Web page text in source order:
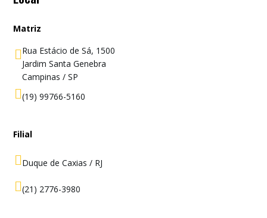
Matriz
Rua Estácio de Sá, 1500
Jardim Santa Genebra
Campinas / SP
(19) 99766-5160
Filial
Duque de Caxias / RJ
(21) 2776-3980